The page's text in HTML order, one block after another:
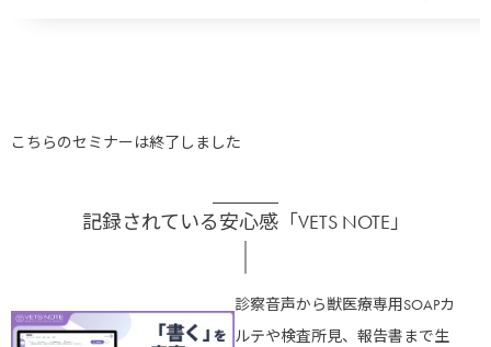
こちらのセミナーは終了しました
記録されている安心感「VETS NOTE」
診察音声から獣医療専用SOAPカ
ルテや検査所見、報告書まで生